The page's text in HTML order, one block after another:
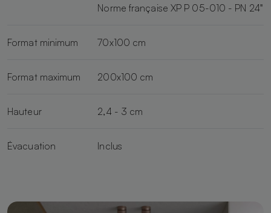
Norme française XP P 05-010 - PN 24"
Format minimum 70x100 cm
Format maximum 200x100 cm
Hauteur 2,4 - 3 cm
Évacuation Inclus